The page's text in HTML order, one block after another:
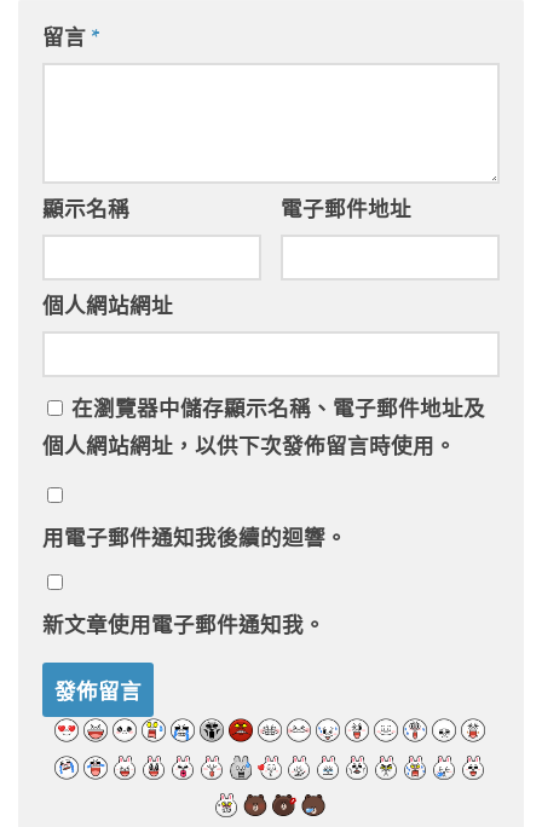
留言 *
顯示名稱 電子郵件地址
個人網站網址
在瀏覽器中儲存顯示名稱、電子郵件地址及
個人網站網址，以供下次發佈留言時使用。
用電子郵件通知我後續的迴響。
新文章使用電子郵件通知我。